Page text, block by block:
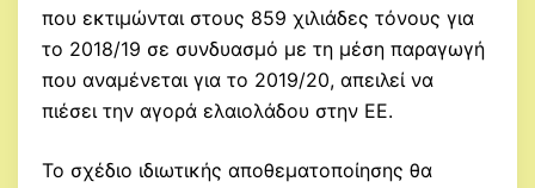
που εκτιμώνται στους 859 χιλιάδες τόνους για
το 2018/19 σε συνδυασμό με τη μέση παραγωγή
που αναμένεται για το 2019/20, απειλεί να
πιέσει την αγορά ελαιολάδου στην ΕΕ.
Το σχέδιο ιδιωτικής αποθεματοποίησης θα